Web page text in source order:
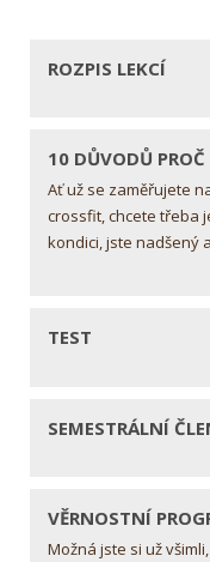
ROZPIS LEKCÍ
10 DŮVODŮ
Ať už se zaměřujete
crossfit, chcete třeba
kondici, jste nadšený
TEST
SEMESTRÁLNÍ
VĚRNOSTNÍ
Možná jste si už